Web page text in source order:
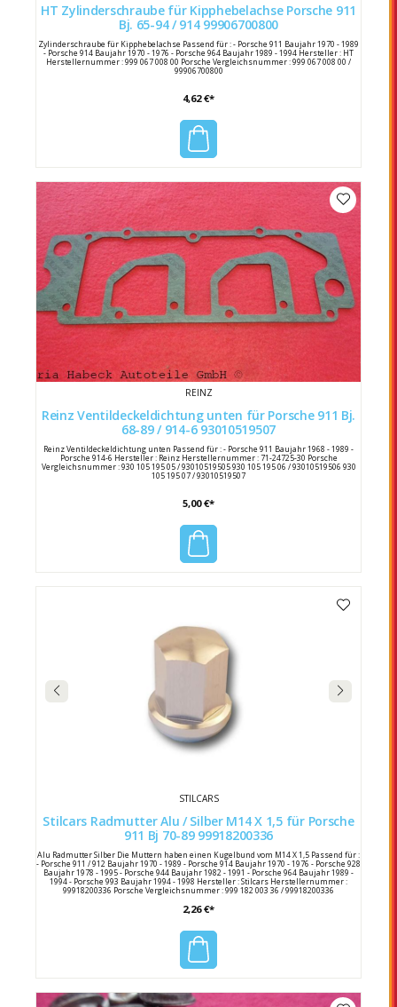
HT Zylinderschraube für Kipphebelachse Porsche 911
Bj. 65-94 / 914 99906700800
Zylinderschraube für Kipphebelachse Passend für : - Porsche 911 Baujahr 1970 - 1989
- Porsche 914 Baujahr 1970 - 1976 - Porsche 964 Baujahr 1989 - 1994 Hersteller : HT
Herstellernummer : 999 067 008 00 Porsche Vergleichsnummer : 999 067 008 00 /
99906700800
4,62 €*
REINZ
Reinz Ventildeckeldichtung unten für Porsche 911 Bj.
68-89 / 914-6 93010519507
Reinz Ventildeckeldichtung unten Passend für : - Porsche 911 Baujahr 1968 - 1989 -
Porsche 914-6 Hersteller : Reinz Herstellernummer : 71-24725-30 Porsche
Vergleichsnummer : 930 105 195 05 / 93010519505 930 105 195 06 / 93010519506 930
105 195 07 / 93010519507
5,00 €*
STILCARS
Stilcars Radmutter Alu / Silber M14 X 1,5 für Porsche
911 Bj 70-89 99918200336
Alu Radmutter Silber Die Muttern haben einen Kugelbund vom M14 X 1,5 Passend für :
- Porsche 911 / 912 Baujahr 1970 - 1989 - Porsche 914 Baujahr 1970 - 1976 - Porsche 928
Baujahr 1978 - 1995 - Porsche 944 Baujahr 1982 - 1991 - Porsche 964 Baujahr 1989 -
1994 - Porsche 993 Baujahr 1994 - 1998 Hersteller : Stilcars Herstellernummer :
99918200336 Porsche Vergleichsnummer : 999 182 003 36 / 99918200336
2,26 €*